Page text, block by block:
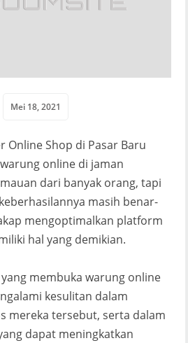
Mei 18, 2021
Online Shop di Pasar Baru
online di jaman
dari banyak orang, tapi
masih benar-
mengoptimalkan platform
hal yang demikian.
membuka warung online
kesulitan dalam
mereka tersebut, serta dalam
dapat meningkatkan